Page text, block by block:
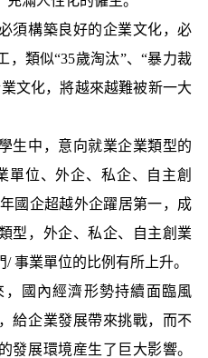
構築良好的企業文化，必
，類似“35歲淘汰”、“暴力裁
文化，將越來越難被新一大
中，意向就業企業類型的
單位、外企、私企、自主創
國企超越外企躍居第一，成
型，外企、私企、自主創業
事業單位的比例有所上升。
國內經濟形勢持續面臨風
給企業發展帶來挑戰，而不
發展環境産生了巨大影響。